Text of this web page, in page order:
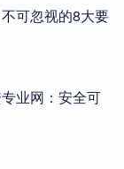
可忽视的8大要
业网：安全可